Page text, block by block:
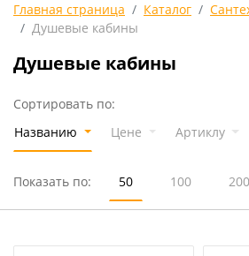
Главная страница Каталог
Душевые кабины
Душевые кабины
Сортировать по:
Названию
Цене Артиклу
Показать по: 50 100 200